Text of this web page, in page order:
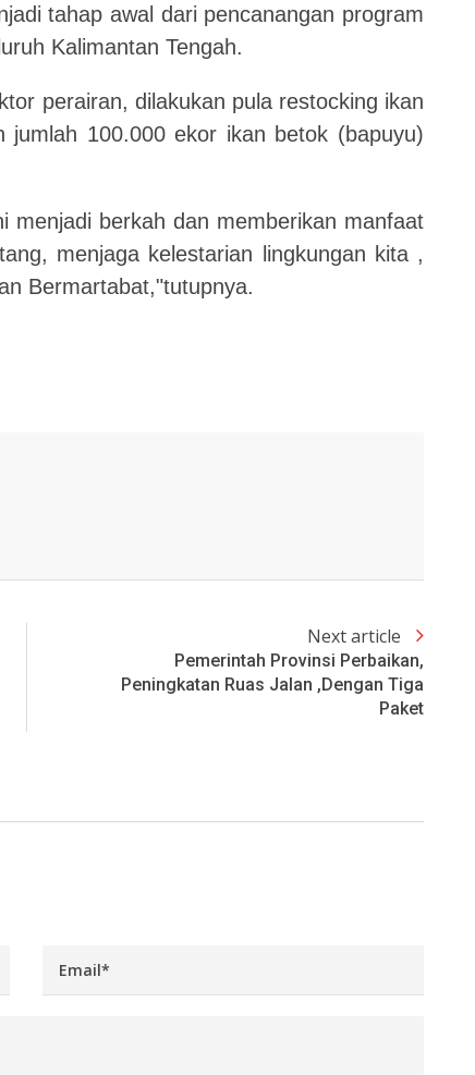
tahap awal dari pencanangan program
Kalimantan Tengah.
perairan, dilakukan pula restocking ikan
jumlah 100.000 ekor ikan betok (bapuyu)
menjadi berkah dan memberikan manfaat
menjaga kelestarian lingkungan kita ,
Bermartabat,"tutupnya.
Next article
Pemerintah Provinsi Perbaikan,
Peningkatan Ruas Jalan ,Dengan Tiga
Paket